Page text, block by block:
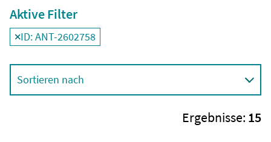
Aktive Filter
Filter
ID: ANT-2602758
deaktivieren und Suchergebnisse neu laden
Sortieren nach
Ergebnisse: 15